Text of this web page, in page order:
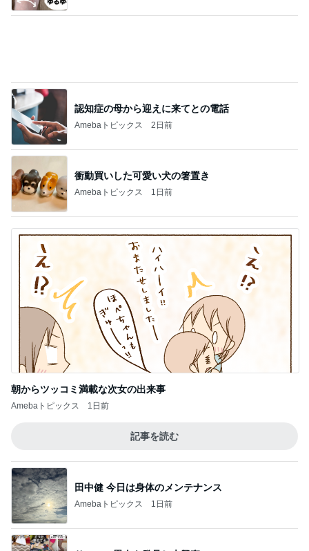
認知症の母から迎えに来てとの電話
Amebaトピックス 2日前
衝動買いした可愛い犬の箸置き
Amebaトピックス 1日前
朝からツッコミ満載な次女の出来事
Amebaトピックス 1日前
記事を読む
田中健 今日は身体のメンテナンス
Amebaトピックス 1日前